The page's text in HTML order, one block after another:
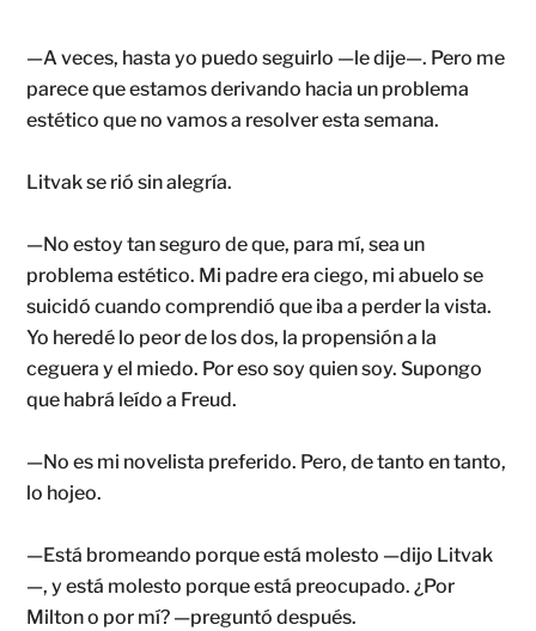
—A veces, hasta yo puedo seguirlo —le dije—. Pero me
parece que estamos derivando hacia un problema
estético que no vamos a resolver esta semana.
Litvak se rió sin alegría.
—No estoy tan seguro de que, para mí, sea un
problema estético. Mi padre era ciego, mi abuelo se
suicidó cuando comprendió que iba a perder la vista.
Yo heredé lo peor de los dos, la propensión a la
ceguera y el miedo. Por eso soy quien soy. Supongo
que habrá leído a Freud.
—No es mi novelista preferido. Pero, de tanto en tanto,
lo hojeo.
—Está bromeando porque está molesto —dijo Litvak
—, y está molesto porque está preocupado. ¿Por
Milton o por mí? —preguntó después.